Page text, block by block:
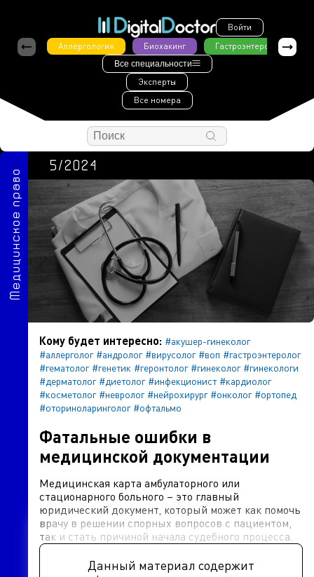
Войти
Аллергология
Биохакинг Гастроэнтерология
Все специальности
Эксперты
Все номера
Медицинское право
5/2024
Кому будет интересно: #акушер-гинеколог
#аллерголог #андролог #вирусолог #воп #гастроэнтеролог
#гематолог #генетик #геронтолог #гинеколог #гинекологи
#дерматолог #диетолог #инфекционист #кардиолог
#косметолог #невролог #нейрохирург #онколог #ортопед
#оториноларинголог #офтальмо
Фатальные ошибки в
медицинской документации
Медицинская карта амбулаторного или
стационарного больного – это главный
юридический документ, который может как помочь
врачу в решении спорных вопросов с пациентом,
так и стать причиной начала судебного процесса.
Данный материал содержит